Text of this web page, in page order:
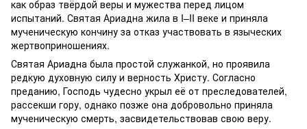
как образ твёрдой веры и мужества перед лицом
испытаний. Святая Ариадна жила в I–II веке и приняла
мученическую кончину за отказ участвовать в языческих
жертвоприношениях.
Святая Ариадна была простой служанкой, но проявила
редкую духовную силу и верность Христу. Согласно
преданию, Господь чудесно укрыл её от преследователей,
рассекши гору, однако позже она добровольно приняла
мученическую смерть, засвидетельствовав свою веру.